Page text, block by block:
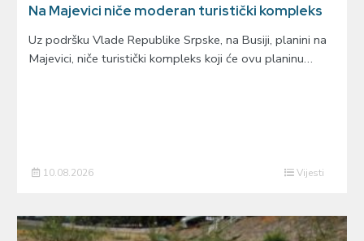
Na Majevici niče moderan turistički kompleks
Uz podršku Vlade Republike Srpske, na Busiji, planini na
Majevici, niče turistički kompleks koji će ovu planinu…
10.08.2026 Vijesti